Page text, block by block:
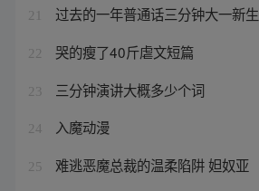
21 过去的一年普通话三分钟大一新生
22 哭的瘦了40斤虐文短篇
23 三分钟演讲大概多少个词
24 入魔动漫
25 难逃恶魔总裁的温柔陷阱 妲奴亚